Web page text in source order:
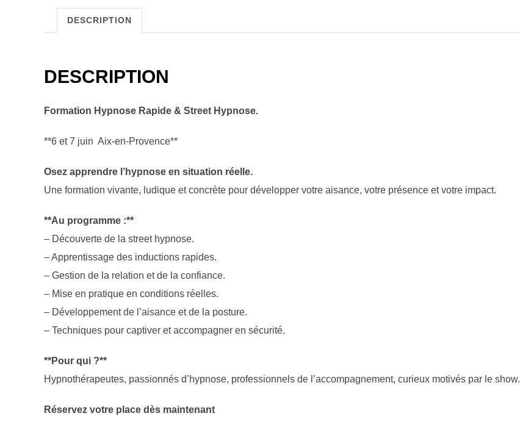
DESCRIPTION
DESCRIPTION
Formation Hypnose Rapide & Street Hypnose.
**6 et 7 juin Aix-en-Provence**
Osez apprendre l’hypnose en situation réelle.
Une formation vivante, ludique et concrète pour développer votre aisance, votre présence et votre impact.
**Au programme :**
– Découverte de la street hypnose.
– Apprentissage des inductions rapides.
– Gestion de la relation et de la confiance.
– Mise en pratique en conditions réelles.
– Développement de l’aisance et de la posture.
– Techniques pour captiver et accompagner en sécurité.
**Pour qui ?**
Hypnothérapeutes, passionnés d’hypnose, professionnels de l’accompagnement, curieux motivés par le show.
Réservez votre place dès maintenant